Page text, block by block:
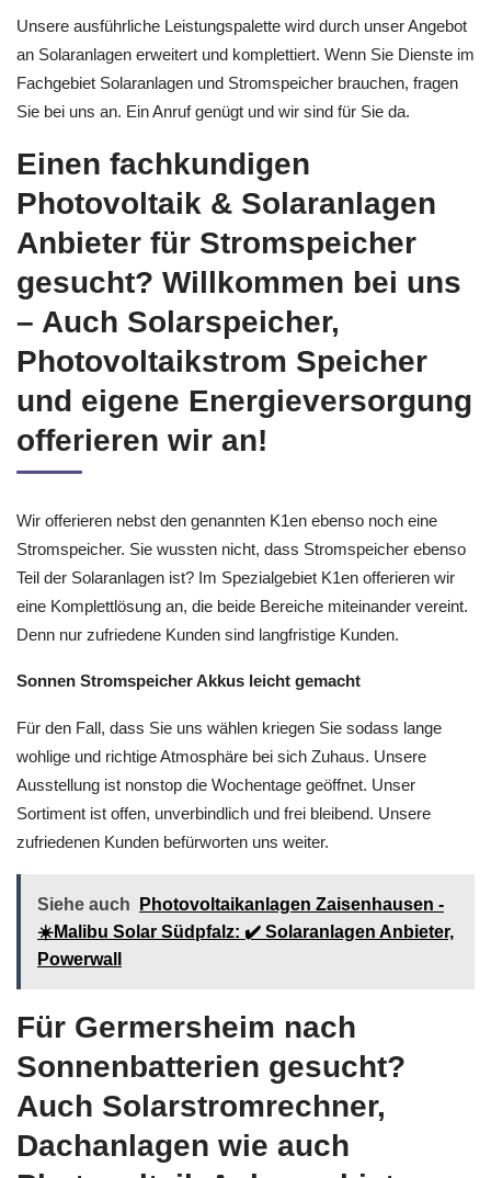
Unsere ausführliche Leistungspalette wird durch unser Angebot
an Solaranlagen erweitert und komplettiert. Wenn Sie Dienste im
Fachgebiet Solaranlagen und Stromspeicher brauchen, fragen
Sie bei uns an. Ein Anruf genügt und wir sind für Sie da.
Einen fachkundigen
Photovoltaik & Solaranlagen
Anbieter für Stromspeicher
gesucht? Willkommen bei uns
– Auch Solarspeicher,
Photovoltaikstrom Speicher
und eigene Energieversorgung
offerieren wir an!
Wir offerieren nebst den genannten K1en ebenso noch eine
Stromspeicher. Sie wussten nicht, dass Stromspeicher ebenso
Teil der Solaranlagen ist? Im Spezialgebiet K1en offerieren wir
eine Komplettlösung an, die beide Bereiche miteinander vereint.
Denn nur zufriedene Kunden sind langfristige Kunden.
Sonnen Stromspeicher Akkus leicht gemacht
Für den Fall, dass Sie uns wählen kriegen Sie sodass lange
wohlige und richtige Atmosphäre bei sich Zuhaus. Unsere
Ausstellung ist nonstop die Wochentage geöffnet. Unser
Sortiment ist offen, unverbindlich und frei bleibend. Unsere
zufriedenen Kunden befürworten uns weiter.
Siehe auch
Photovoltaikanlagen Zaisenhausen -
☀️Malibu Solar Südpfalz: ✔️ Solaranlagen Anbieter,
Powerwall
Für Germersheim nach
Sonnenbatterien gesucht?
Auch Solarstromrechner,
Dachanlagen wie auch